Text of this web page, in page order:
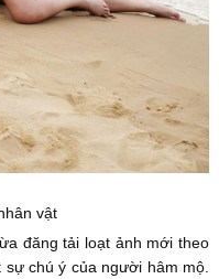
vật
đăng tải loạt ảnh mới theo
chú ý của người hâm mộ.